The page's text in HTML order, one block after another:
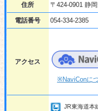
住所 〒424-0901 静
電話番号 054-334-2385
アクセス
※NaviConに
JR東海道本